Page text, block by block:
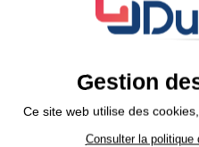
INSCRIVEZ-VOUS
Gestion
Ce site web utilise des
Consulter la politique